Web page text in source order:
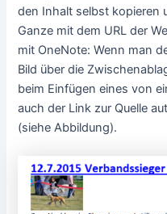
den Inhalt selbst kopieren
Ganze mit dem URL der
mit OneNote: Wenn man
Bild über die
beim Einfügen eines von
auch der Link zur Quelle
(siehe Abbildung).